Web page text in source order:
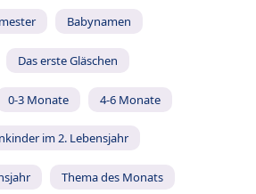
Babynamen
Das erste Gläschen
0-3 Monate 4-6 Monate
im 2. Lebensjahr
Thema des Monats